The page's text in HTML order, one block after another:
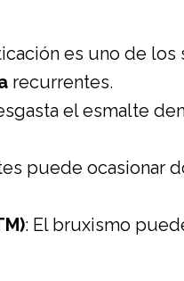
es uno de
recurrentes.
el esmalte
puede ocasionar
: El bruxismo